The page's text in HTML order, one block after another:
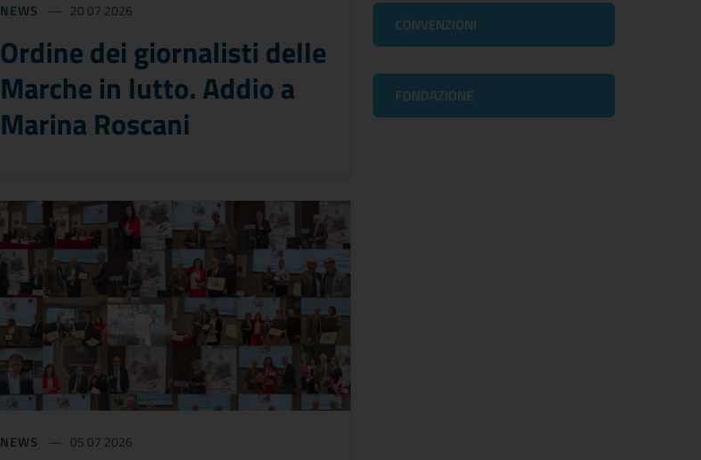
NEWS 20 07 2026
Ordine dei giornalisti delle
Marche in lutto. Addio a
Marina Roscani
NEWS 05 07 2026
CONVENZIONI
FONDAZIONE